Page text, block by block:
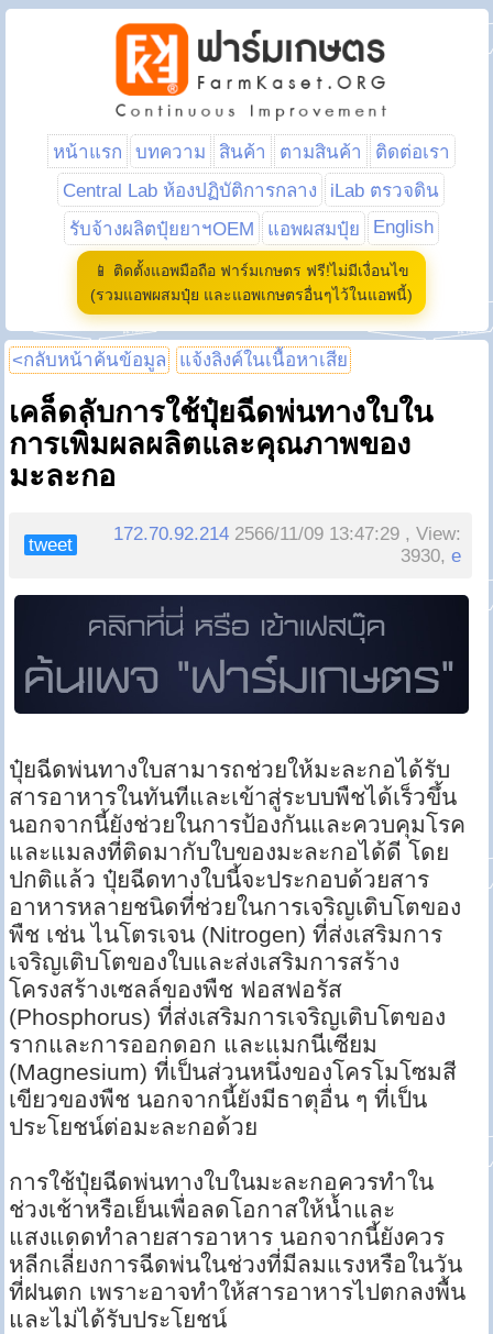
หน้าแรก บทความ สินค้า ตามสินค้า
ติดต่อเรา
Central Lab ห้องปฏิบัติการกลาง
iLab ตรวจดิน
รับจ้างผลิตปุ๋ยยาฯOEM
แอพผสมปุ๋ย English
📱 ติดตั้งแอพมือถือ ฟาร์มเกษตร ฟรี!ไม่มีเงื่อนไข
(รวมแอพผสมปุ๋ย และแอพเกษตรอื่นๆไว้ในแอพนี้)
<กลับหน้าค้นข้อมูล แจ้งลิงค์ในเนื้อหาเสีย
เคล็ดลับการใช้ปุ๋ยฉีดพ่นทางใบใน
การเพิ่มผลผลิตและคุณภาพของ
มะละกอ
tweet
172.70.92.214 2566/11/09 13:47:29 , View:
3930,e
ปุ๋ยฉีดพ่นทางใบสามารถช่วยให้มะละกอได้รับ
สารอาหารในทันทีและเข้าสู่ระบบพืชได้เร็วขึ้น
นอกจากนี้ยังช่วยในการป้องกันและควบคุมโรค
และแมลงที่ติดมากับใบของมะละกอได้ดี โดย
ปกติแล้ว ปุ๋ยฉีดทางใบนี้จะประกอบด้วยสาร
อาหารหลายชนิดที่ช่วยในการเจริญเติบโตของ
พืช เช่น ไนโตรเจน (Nitrogen) ที่ส่งเสริมการ
เจริญเติบโตของใบและส่งเสริมการสร้าง
โครงสร้างเซลล์ของพืช ฟอสฟอรัส
(Phosphorus) ที่ส่งเสริมการเจริญเติบโตของ
รากและการออกดอก และแมกนีเซียม
(Magnesium) ที่เป็นส่วนหนึ่งของโครโมโซมสี
เขียวของพืช นอกจากนี้ยังมีธาตุอื่น ๆ ที่เป็น
ประโยชน์ต่อมะละกอด้วย
การใช้ปุ๋ยฉีดพ่นทางใบในมะละกอควรทำใน
ช่วงเช้าหรือเย็นเพื่อลดโอกาสให้น้ำและ
แสงแดดทำลายสารอาหาร นอกจากนี้ยังควร
หลีกเลี่ยงการฉีดพ่นในช่วงที่มีลมแรงหรือในวัน
ที่ฝนตก เพราะอาจทำให้สารอาหารไปตกลงพื้น
และไม่ได้รับประโยชน์